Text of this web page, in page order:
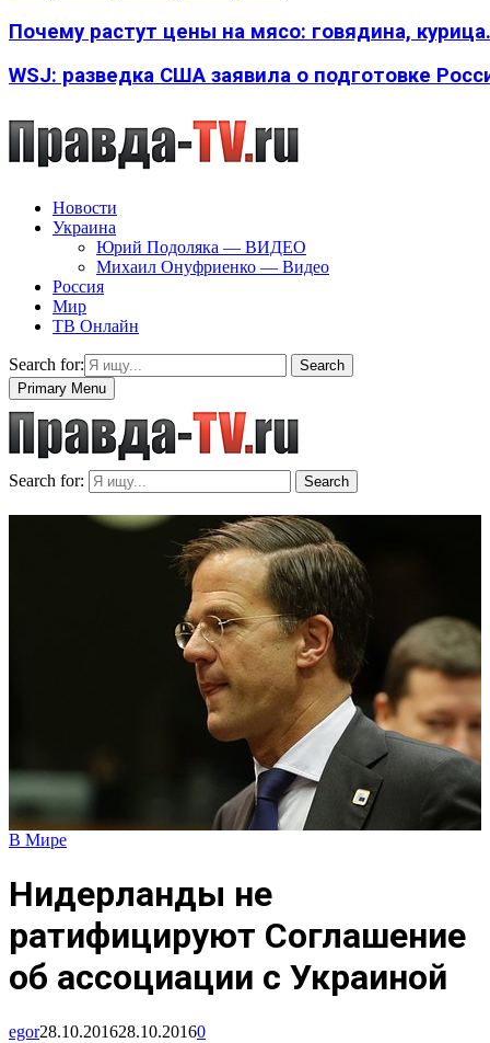
Почему растут цены на мясо: говядина,
WSJ: разведка США заявила о подготовке
Новости
Украина
Юрий Подоляка — ВИДЕО
Михаил Онуфриенко — Видео
Россия
Мир
ТВ Онлайн
Search for:
Search
Primary Menu
Search for: Search
В Мире
Нидерланды не
ратифицируют Соглашение
об ассоциации с Украиной
egor28.10.201628.10.20160